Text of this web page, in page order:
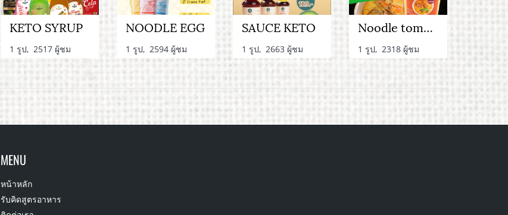
KETO SYRUP
1 รูป, 2517 ผู้ชม
NOODLE EGG
1 รูป, 2594 ผู้ชม
SAUCE KETO
1 รูป, 2663 ผู้ชม
Noodle tomyum
1 รูป, 2318 ผู้ชม
MENU
หน้าหลัก
รับคิดสูตรอาหาร